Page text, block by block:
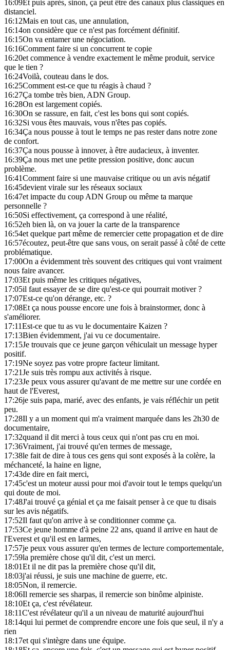
16:09Et puis après, sinon, ça peut être des canaux plus classiques en
distanciel.
16:12Mais en tout cas, une annulation,
16:14on considère que ce n'est pas forcément définitif.
16:15On va entamer une négociation.
16:16Comment faire si un concurrent te copie
16:20et commence à vendre exactement le même produit, service
que le tien ?
16:24Voilà, couteau dans le dos.
16:25Comment est-ce que tu réagis à chaud ?
16:27Ça tombe très bien, ADN Group.
16:28On est largement copiés.
16:30On se rassure, en fait, c'est les bons qui sont copiés.
16:32Si vous êtes mauvais, vous n'êtes pas copiés.
16:34Ça nous pousse à tout le temps ne pas rester dans notre zone
de confort.
16:37Ça nous pousse à innover, à être audacieux, à inventer.
16:39Ça nous met une petite pression positive, donc aucun
problème.
16:41Comment faire si une mauvaise critique ou un avis négatif
16:45devient virale sur les réseaux sociaux
16:47et impacte du coup ADN Group ou même ta marque
personnelle ?
16:50Si effectivement, ça correspond à une réalité,
16:52eh bien là, on va jouer la carte de la transparence
16:54et quelque part même de remercier cette propagation et de dire
16:57écoutez, peut-être que sans vous, on serait passé à côté de cette
problématique.
17:00On a évidemment très souvent des critiques qui vont vraiment
nous faire avancer.
17:03Et puis même les critiques négatives,
17:05il faut essayer de se dire qu'est-ce qui pourrait motiver ?
17:07Est-ce qu'on dérange, etc. ?
17:08Et ça nous pousse encore une fois à brainstormer, donc à
s'améliorer.
17:11Est-ce que tu as vu le documentaire Kaizen ?
17:13Bien évidemment, j'ai vu ce documentaire.
17:15Je trouvais que ce jeune garçon véhiculait un message hyper
positif.
17:19Ne soyez pas votre propre facteur limitant.
17:21Je suis très rompu aux activités à risque.
17:23Je peux vous assurer qu'avant de me mettre sur une cordée en
haut de l'Everest,
17:26je suis papa, marié, avec des enfants, je vais réfléchir un petit
peu.
17:28Il y a un moment qui m'a vraiment marquée dans les 2h30 de
documentaire,
17:32quand il dit merci à tous ceux qui n'ont pas cru en moi.
17:36Vraiment, j'ai trouvé qu'en termes de message,
17:38le fait de dire à tous ces gens qui sont exposés à la colère, la
méchanceté, la haine en ligne,
17:43de dire en fait merci,
17:45c'est un moteur aussi pour moi d'avoir tout le temps quelqu'un
qui doute de moi.
17:48J'ai trouvé ça génial et ça me faisait penser à ce que tu disais
sur les avis négatifs.
17:52Il faut qu'on arrive à se conditionner comme ça.
17:53Ce jeune homme d'à peine 22 ans, quand il arrive en haut de
l'Everest et qu'il est en larmes,
17:57je peux vous assurer qu'en termes de lecture comportementale,
17:59la première chose qu'il dit, c'est un merci.
18:01Et il ne dit pas la première chose qu'il dit,
18:03j'ai réussi, je suis une machine de guerre, etc.
18:05Non, il remercie.
18:06Il remercie ses sharpas, il remercie son binôme alpiniste.
18:10Et ça, c'est révélateur.
18:11C'est révélateur qu'il a un niveau de maturité aujourd'hui
18:14qui lui permet de comprendre encore une fois que seul, il n'y a
rien
18:17et qui s'intègre dans une équipe.